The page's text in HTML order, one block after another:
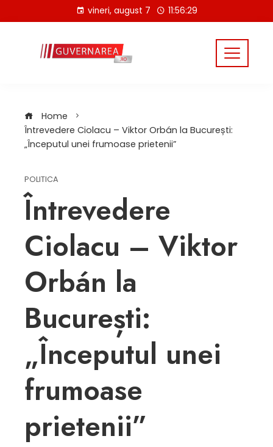
to
vineri, august 7 11:56:30
Home
Întrevedere Ciolacu – Viktor Orbán la București:
„Începutul unei frumoase prietenii”
POLITICA
Întrevedere
Ciolacu – Viktor
Orbán la
București:
„Începutul unei
frumoase
prietenii”